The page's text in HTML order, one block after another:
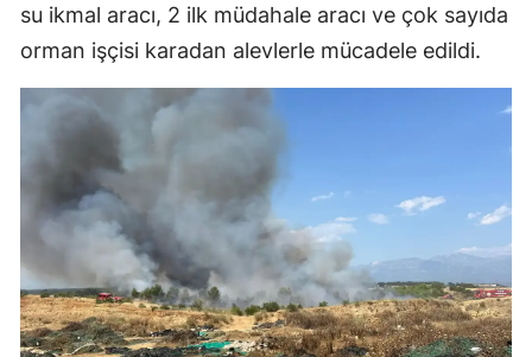
su ikmal aracı, 2 ilk müdahale aracı ve çok sayıda
orman işçisi karadan alevlerle mücadele edildi.